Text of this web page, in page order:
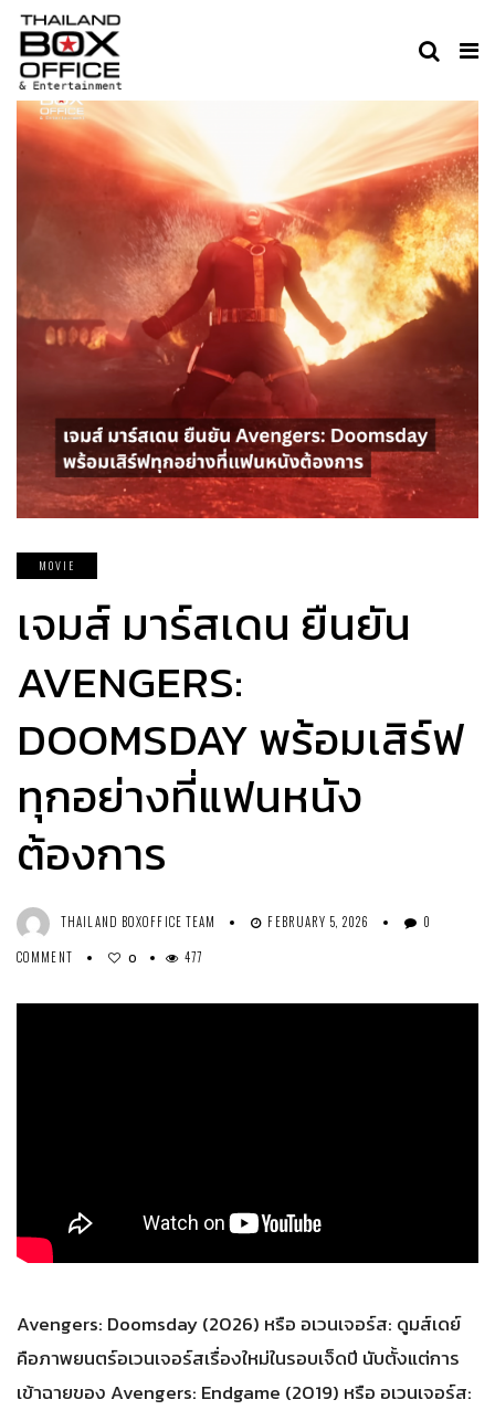
MOVIE
เจมส์ มาร์สเดน ยืนยัน
AVENGERS:
DOOMSDAY พร้อมเสิร์ฟ
ทุกอย่างที่แฟนหนัง
ต้องการ
THAILAND BOXOFFICE TEAM FEBRUARY 5, 2026
0
COMMENT
0 477
Avengers: Doomsday (2026) หรือ อเวนเจอร์ส: ดูมส์เดย์
คือภาพยนตร์อเวนเจอร์สเรื่องใหม่ในรอบเจ็ดปี นับตั้งแต่การ
เข้าฉายของ Avengers: Endgame (2019) หรือ อเวนเจอร์ส: